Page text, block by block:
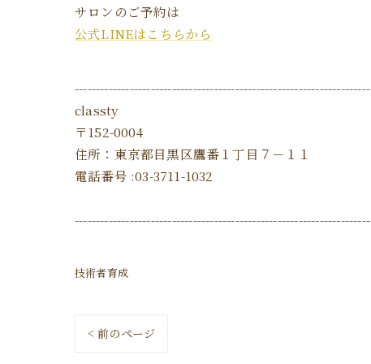
サロンのご予約は
公式LINEはこちらから
----------------------------------------------------------------------
classty
〒152-0004
住所：東京都目黒区鷹番１丁目７－１１
電話番号 :03-3711-1032
----------------------------------------------------------------------
技術者育成
< 前のページ